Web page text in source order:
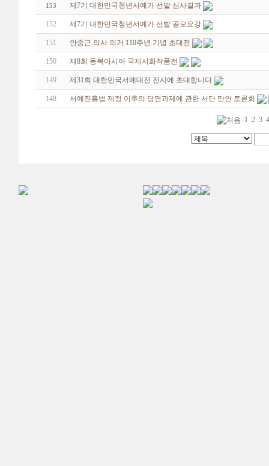
153 제7기 대한민국청년서예가 선발 심사결과
152 제7기 대한민국청년서예가 선발 공모요강
151 안중근 의사 의거 110주년 기념 초대전
150 제8회 동북아시아 국제서화작품전
149 제31회 대한민국서예대전 전시에 초대합니다
148 서예진흥법 제정 이후의 당면과제에 관한 서단 만인 토론회
1 2 3 4